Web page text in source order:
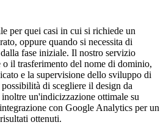
per quei casi in cui si richiede un
oppure quando si necessita di
fase iniziale. Il nostro servizio
o il trasferimento del nome di dominio,
e la supervisione dello sviluppo di
di scegliere il design da
un'indicizzazione ottimale su
con Google Analytics per un
ottenuti.